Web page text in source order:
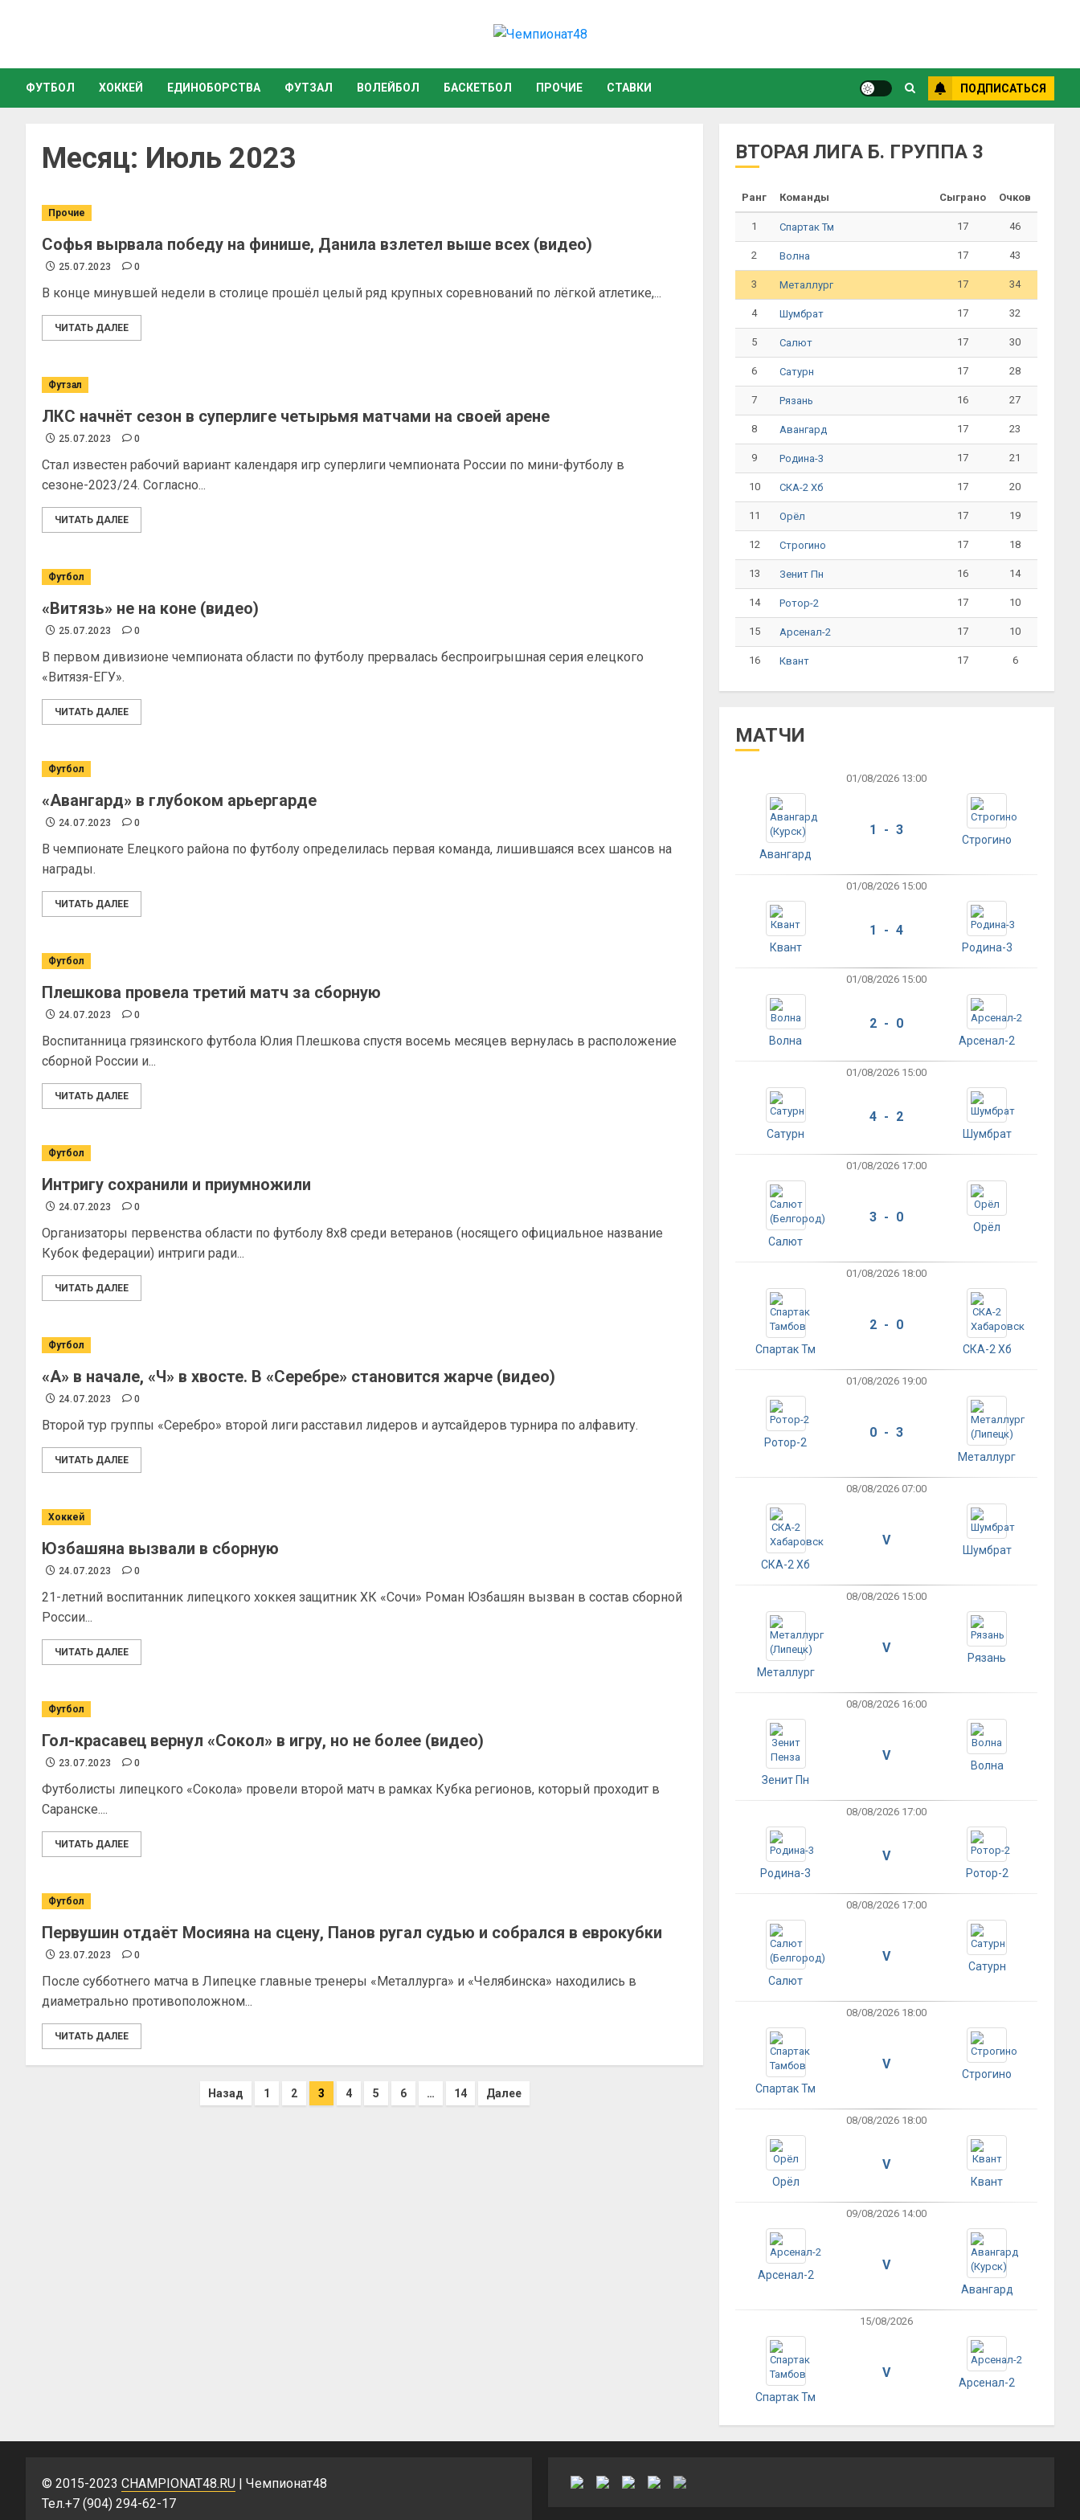
ФУТБОЛ ХОККЕЙ ЕДИНОБОРСТВА ФУТЗАЛ ВОЛЕЙБОЛ БАСКЕТБОЛ ПРОЧИЕ СТАВКИ ПОДПИСАТЬСЯ
Месяц: Июль 2023
Прочие
Софья вырвала победу на финише, Данила взлетел выше всех (видео)
25.07.2023 0
В конце минувшей недели в столице прошёл целый ряд крупных соревнований по лёгкой атлетике,...
ЧИТАТЬ ДАЛЕЕ
Футзал
ЛКС начнёт сезон в суперлиге четырьмя матчами на своей арене
25.07.2023 0
Стал известен рабочий вариант календаря игр суперлиги чемпионата России по мини-футболу в
сезоне-2023/24. Согласно...
ЧИТАТЬ ДАЛЕЕ
Футбол
«Витязь» не на коне (видео)
25.07.2023 0
В первом дивизионе чемпионата области по футболу прервалась беспроигрышная серия елецкого
«Витязя-ЕГУ».
ЧИТАТЬ ДАЛЕЕ
Футбол
«Авангард» в глубоком арьергарде
24.07.2023 0
В чемпионате Елецкого района по футболу определилась первая команда, лишившаяся всех шансов на
награды.
ЧИТАТЬ ДАЛЕЕ
Футбол
Плешкова провела третий матч за сборную
24.07.2023 0
Воспитанница грязинского футбола Юлия Плешкова спустя восемь месяцев вернулась в расположение
сборной России и...
ЧИТАТЬ ДАЛЕЕ
Футбол
Интригу сохранили и приумножили
24.07.2023 0
Организаторы первенства области по футболу 8х8 среди ветеранов (носящего официальное название
Кубок федерации) интриги ради...
ЧИТАТЬ ДАЛЕЕ
Футбол
«А» в начале, «Ч» в хвосте. В «Серебре» становится жарче (видео)
24.07.2023 0
Второй тур группы «Серебро» второй лиги расставил лидеров и аутсайдеров турнира по алфавиту.
ЧИТАТЬ ДАЛЕЕ
Хоккей
Юзбашяна вызвали в сборную
24.07.2023 0
21-летний воспитанник липецкого хоккея защитник ХК «Сочи» Роман Юзбашян вызван в состав сборной
России...
ЧИТАТЬ ДАЛЕЕ
Футбол
Гол-красавец вернул «Сокол» в игру, но не более (видео)
23.07.2023 0
Футболисты липецкого «Сокола» провели второй матч в рамках Кубка регионов, который проходит в
Саранске....
ЧИТАТЬ ДАЛЕЕ
Футбол
Первушин отдаёт Мосияна на сцену, Панов ругал судью и собрался в еврокубки
23.07.2023 0
После субботнего матча в Липецке главные тренеры «Металлурга» и «Челябинска» находились в
диаметрально противоположном...
ЧИТАТЬ ДАЛЕЕ
Назад 1 2 3 4 5 6 … 14 Далее
ВТОРАЯ ЛИГА Б. ГРУППА 3
Ранг Команды Сыграно Очков
1 Спартак Тм 17 46
2 Волна 17 43
3 Металлург 17 34
4 Шумбрат 17 32
5 Салют 17 30
6 Сатурн 17 28
7 Рязань 16 27
8 Авангард 17 23
9 Родина-3 17 21
10 СКА-2 Хб 17 20
11 Орёл 17 19
12 Строгино 17 18
13 Зенит Пн 16 14
14 Ротор-2 17 10
15 Арсенал-2 17 10
16 Квант 17 6
МАТЧИ
01/08/2026 13:00
Авангард
1 - 3
Строгино
01/08/2026 15:00
Квант
1 - 4
Родина-3
01/08/2026 15:00
Волна
2 - 0
Арсенал-2
01/08/2026 15:00
Сатурн
4 - 2
Шумбрат
01/08/2026 17:00
Салют
3 - 0
Орёл
01/08/2026 18:00
Спартак Тм
2 - 0
СКА-2 Хб
01/08/2026 19:00
Ротор-2
0 - 3
Металлург
08/08/2026 07:00
СКА-2 Хб
V
Шумбрат
08/08/2026 15:00
Металлург
V
Рязань
08/08/2026 16:00
Зенит Пн
V
Волна
08/08/2026 17:00
Родина-3
V
Ротор-2
08/08/2026 17:00
Салют
V
Сатурн
08/08/2026 18:00
Спартак Тм
V
Строгино
08/08/2026 18:00
Орёл
V
Квант
09/08/2026 14:00
Арсенал-2
V
Авангард
15/08/2026
Спартак Тм
V
Арсенал-2
© 2015-2023 CHAMPIONAT48.RU | Чемпионат48
Тел.+7 (904) 294-62-17